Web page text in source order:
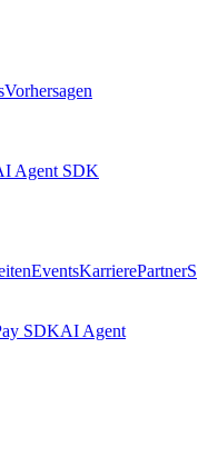
Vorhersagen
Agent SDK
EventsKarrierePartnerS
SDKAI Agent